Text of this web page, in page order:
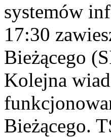
systemów
17:30
Bieżącego
Kolejna
Bieżącego.